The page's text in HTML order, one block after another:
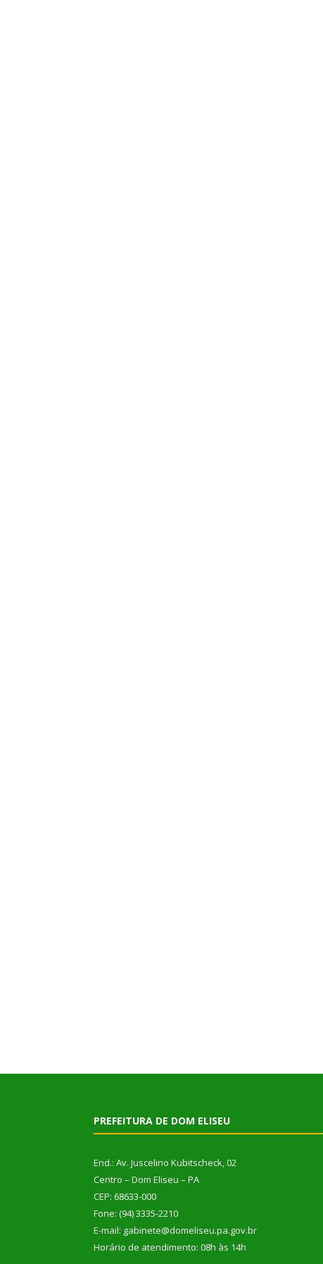
PREFEITURA DE DOM ELISEU
End.: Av. Juscelino Kubitscheck, 02
Centro – Dom Eliseu – PA
CEP: 68633-000
Fone: (94) 3335-2210
E-mail: gabinete@domeliseu.pa.gov.br
Horário de atendimento: 08h às 14h